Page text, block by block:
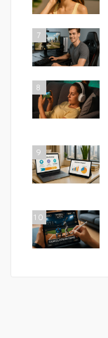
7
8
9
10